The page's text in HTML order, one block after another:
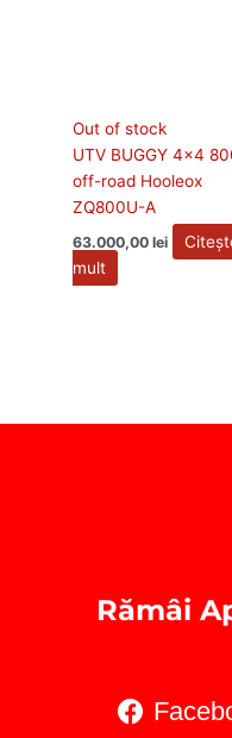
Out of stock
UTV BUGGY 4×4
off-road Hooleox
ZQ800U-A
63.000,00lei
mult
Rămâi